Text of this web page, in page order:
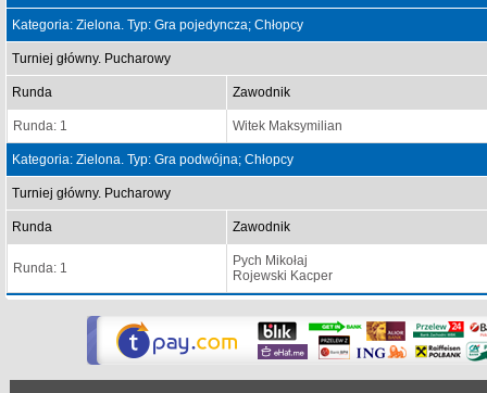
Kategoria: Zielona. Typ: Gra pojedyncza; Chłopcy
Turniej główny. Pucharowy
Runda Zawodnik
Runda: 1 Witek Maksymilian
Kategoria: Zielona. Typ: Gra podwójna; Chłopcy
Turniej główny. Pucharowy
Runda Zawodnik
Runda: 1
Pych Mikołaj
Rojewski Kacper